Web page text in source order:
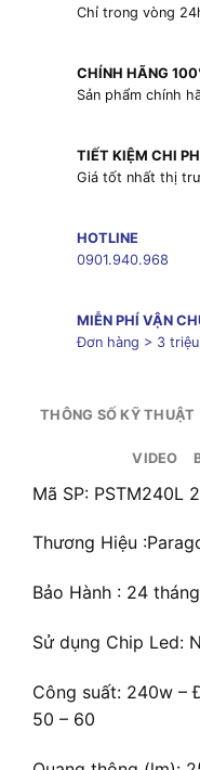
Chỉ trong vòng
CHÍNH HÃNG
Sản phẩm chính
TIẾT KIỆM CHI
Giá tốt nhất thị
HOTLINE
0901.940.968
MIỄN PHÍ VẬN
Đơn hàng > 3 triệu
THÔNG SỐ KỸ THUẬT
VIDEO
Mã SP: PSTM240L
Thương Hiệu
Bảo Hành : 24 tháng
Sử dụng Chip Led:
Công suất: 240w –
50 – 60